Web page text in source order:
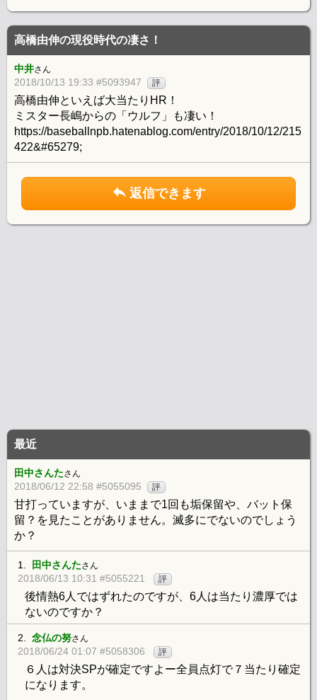
高橋由伸の現役時代の凄さ！
中井さん
2018/10/13 19:33 #5093947 評
高橋由伸といえば大当たりHR！
ミスター長嶋からの「ウルフ」も凄い！
https://baseballnpb.hatenablog.com/entry/2018/10/12/215
422&#65279;
返信できます
最近
田中さんたさん
2018/06/12 22:58 #5055095 評
甘打っていますが、いままで1回も垢保留や、バット保
留？を見たことがありません。滅多にでないのでしょう
か？
1. 田中さんたさん
2018/06/13 10:31 #5055221 評
後情熱6人ではずれたのですが、6人は当たり濃厚では
ないのですか？
2. 念仏の努さん
2018/06/24 01:07 #5058306 評
６人は対決SPが確定ですよー全員点灯で７当たり確定
になります。